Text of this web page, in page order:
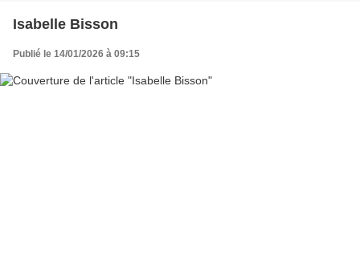
Isabelle Bisson
Publié le 14/01/2026 à 09:15